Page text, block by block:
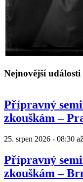
Nejnovější události
Přípravný
zkouškám –
25. srpen 2026 - 08:30 až
Přípravný
zkouškám –